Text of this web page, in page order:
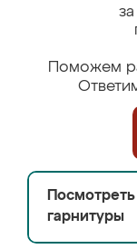
за
Поможем
гарнитуры